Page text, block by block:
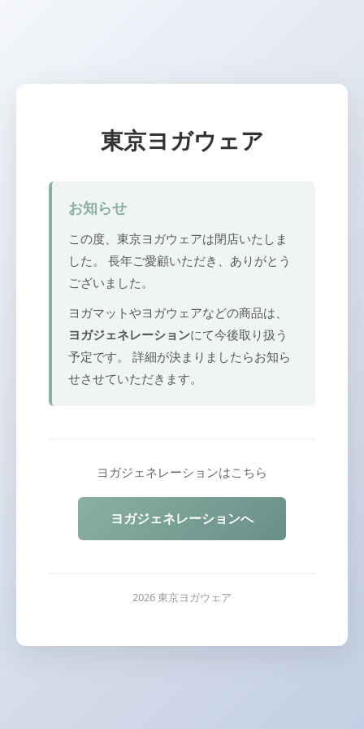
東京ヨガウェア
お知らせ
この度、東京ヨガウェアは閉店いたしま
した。 長年ご愛顧いただき、ありがとう
ございました。
ヨガマットやヨガウェアなどの商品は、
ヨガジェネレーションにて今後取り扱う
予定です。 詳細が決まりましたらお知ら
せさせていただきます。
ヨガジェネレーションはこちら
ヨガジェネレーションへ
2026 東京ヨガウェア